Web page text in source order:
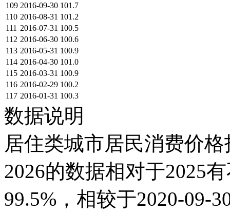
109 2016-09-30 101.7
110 2016-08-31 101.2
111 2016-07-31 100.5
112 2016-06-30 100.6
113 2016-05-31 100.9
114 2016-04-30 101.0
115 2016-03-31 100.9
116 2016-02-29 100.2
117 2016-01-31 100.3
数据说明
居住类城市居民消费价
2026的数据相对于2025
99.5%，相较于2020-09-